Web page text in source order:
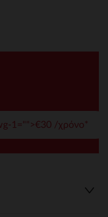
1="">€30 /χρόνο*